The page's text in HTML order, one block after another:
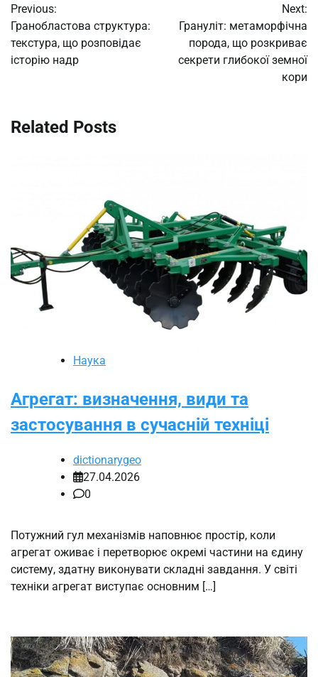
navigation
Previous:
Гранобластова структура:
текстура, що розповідає
історію надр
Next:
Грануліт: метаморфічна
порода, що розкриває
секрети глибокої земної
кори
Related Posts
Наука
Агрегат: визначення, види та
застосування в сучасній техніці
dictionarygeo
27.04.2026
0
Потужний гул механізмів наповнює простір, коли
агрегат оживає і перетворює окремі частини на єдину
систему, здатну виконувати складні завдання. У світі
техніки агрегат виступає основним […]